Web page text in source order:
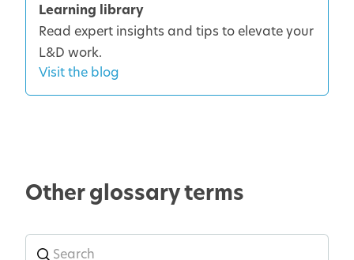
Learning library
Read expert insights and tips to elevate your
L&D work.
Visit the blog
Other glossary terms